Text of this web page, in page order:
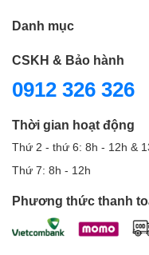
Danh mục
CSKH & Bảo hành
0912 326 326
Thời gian hoạt động
Thứ 2 - thứ 6: 8h - 12h &
Thứ 7: 8h - 12h
Phương thức thanh